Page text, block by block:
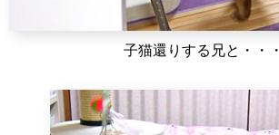
子猫還りする兄と・・・